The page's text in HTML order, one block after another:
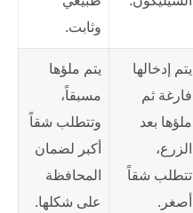
وثابت.
يتم إدخالها
فارغة ثم
ملؤها بعد
الزرع،
تتطلب شقاً
أصغر.
يتم ملؤها
مسبقاً،
وتتطلب شقاً
أكبر لضمان
المحافظة
على شكلها.